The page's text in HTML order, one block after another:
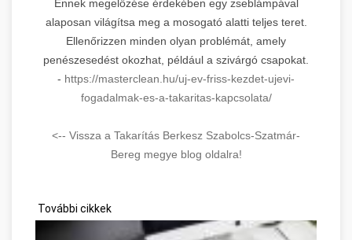
Ennek megelőzése érdekében egy zseblámpával
alaposan világítsa meg a mosogató alatti teljes teret.
Ellenőrizzen minden olyan problémát, amely
penészesedést okozhat, például a szivárgó csapokat.
- https://masterclean.hu/uj-ev-friss-kezdet-ujevi-
fogadalmak-es-a-takaritas-kapcsolata/
<-- Vissza a Takarítás Berkesz Szabolcs-Szatmár-
Bereg megye blog oldalra!
További cikkek